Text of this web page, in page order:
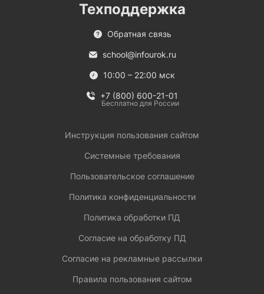
Техподдержка
Обратная связь
school@infourok.ru
10:00 – 22:00 мск
+7 (800) 600-21-01
Бесплатно для России
Инструкция пользования сайтом
Системные требования
Пользовательское соглашение
Политика конфиденциальности
Политика обработки ПД
Согласие на обработку ПД
Согласие на рекламные рассылки
Правила пользования сайтом